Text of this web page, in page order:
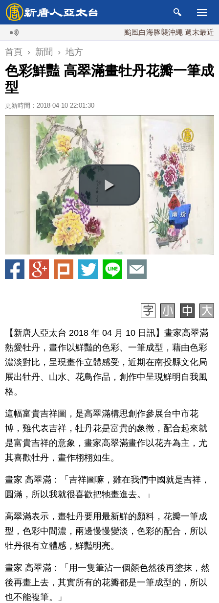
颱風白海豚襲沖繩 週末最近台灣
首頁 › 新聞 › 地方
色彩鮮豔 高翠滿畫牡丹花瓣一筆成
型
更新時間：2018-04-10 22:01:30
【新唐人亞太台 2018 年 04 月 10 日訊】畫家高翠滿
熱愛牡丹，畫作以鮮豔的色彩、一筆成型，藉由色彩
濃淡對比，呈現畫作立體感受，近期在南投縣文化局
展出牡丹、山水、花鳥作品，創作中呈現鮮明自我風
格。
這幅富貴吉祥圖，是高翠滿構思創作參展台中市花
博，雞代表吉祥，牡丹花是富貴的象徵，配合起來就
是富貴吉祥的意象，畫家高翠滿畫作以花卉為主，尤
其喜歡牡丹，畫作栩栩如生。
畫家 高翠滿：「吉祥圖嘛，雞在我們中國就是吉祥，
圓滿，所以我就很喜歡把牠畫進去。」
高翠滿表示，畫牡丹要用最新鮮的顏料，花瓣一筆成
型，色彩中間濃，兩邊慢慢變淡，色彩的配合，所以
牡丹很有立體感，鮮豔明亮。
畫家 高翠滿：「用一隻筆沾一個顏色然後再塗抹，然
後再畫上去，其實所有的花瓣都是一筆成型的，所以
也不能複筆。」